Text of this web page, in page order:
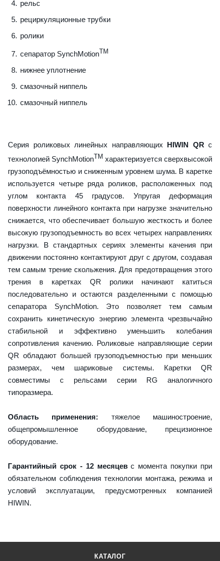
рельс
рециркуляционные трубки
ролики
сепаратор SynchMotion TM
нижнее уплотнение
смазочный ниппель
смазочный ниппель
Серия роликовых линейных направляющих HIWIN QR с
технологией SynchMotion TM характеризуется сверхвысокой
грузоподъёмностью и сниженным уровнем шума. В каретке
используется четыре ряда роликов, расположенных под
углом контакта 45 градусов. Упругая деформация
поверхности линейного контакта при нагрузке значительно
снижается, что обеспечивает большую жесткость и более
высокую грузоподъемность во всех четырех направлениях
нагрузки. В стандартных сериях элементы качения при
движении постоянно контактируют друг с другом, создавая
тем самым трение скольжения. Для предотвращения этого
трения в каретках QR ролики начинают катиться
последовательно и остаются разделенными с помощью
сепаратора SynchMotion. Это позволяет тем самым
сохранить кинетическую энергию элемента чрезвычайно
стабильной и эффективно уменьшить колебания
сопротивления качению. Роликовые направляющие серии
QR обладают большей грузоподъемностью при меньших
размерах, чем шариковые системы. Каретки QR
совместимы с рельсами серии RG аналогичного
типоразмера.
Область применения: тяжелое машиностроение,
общепромышленное оборудование, прецизионное
оборудование.
Гарантийный срок - 12 месяцевс момента покупки при
обязательном соблюдения технологии монтажа, режима и
условий эксплуатации, предусмотренных компанией
HIWIN.
КАТАЛОГ